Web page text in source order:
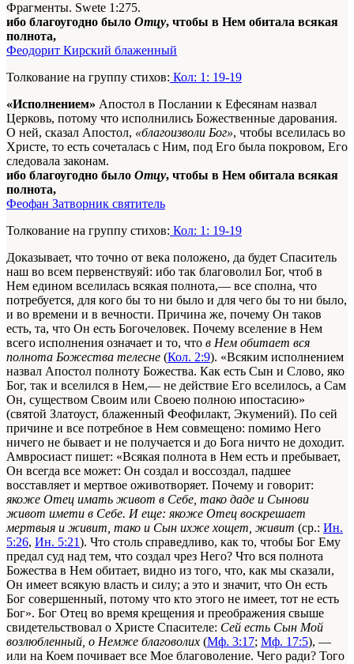
Фрагменты. Swete 1:275.
ибо благоугодно было Отцу, чтобы в Нем обитала всякая
полнота,
Феодорит Кирский блаженный
Толкование на группу стихов: Кол: 1: 19-19
«Исполнением» Апостол в Послании к Ефесянам назвал
Церковь, потому что исполнились Божественные дарования.
О ней, сказал Апостол, «благоизволи Бог», чтобы вселилась во
Христе, то есть сочеталась с Ним, под Его была покровом, Его
следовала законам.
ибо благоугодно было Отцу, чтобы в Нем обитала всякая
полнота,
Феофан Затворник святитель
Толкование на группу стихов: Кол: 1: 19-19
Доказывает, что точно от века положено, да будет Спаситель
наш во всем первенствуяй: ибо так благоволил Бог, чтоб в
Нем едином вселилась всякая полнота,— все сполна, что
потребуется, для кого бы то ни было и для чего бы то ни было,
и во времени и в вечности. Причина же, почему Он таков
есть, та, что Он есть Богочеловек. Почему вселение в Нем
всего исполнения означает и то, что в Нем обитает вся
полнота Божества телесне (Кол. 2:9). «Всяким исполнением
назвал Апостол полноту Божества. Как есть Сын и Слово, яко
Бог, так и вселился в Нем,— не действие Его вселилось, а Сам
Он, существом Своим или Своею полною ипостасию»
(святой Златоуст, блаженный Феофилакт, Экумений). По сей
причине и все потребное в Нем совмещено: помимо Него
ничего не бывает и не получается и до Бога ничто не доходит.
Амвросиаст пишет: «Всякая полнота в Нем есть и пребывает,
Он всегда все может: Он создал и воссоздал, падшее
восставляет и мертвое оживотворяет. Почему и говорит:
якоже Отец имать живот в Себе, тако даде и Сынови
живот имети в Себе. И еще: якоже Отец воскрешает
мертвыя и живит, тако и Сын ихже хощет, живит (ср.: Ин.
5:26, Ин. 5:21). Что столь справедливо, как то, чтобы Бог Ему
предал суд над тем, что создал чрез Него? Что вся полнота
Божества в Нем обитает, видно из того, что, как мы сказали,
Он имеет всякую власть и силу; а это и значит, что Он есть
Бог совершенный, потому что кто этого не имеет, тот не есть
Бог». Бог Отец во время крещения и преображения свыше
свидетельствовал о Христе Спасителе: Сей есть Сын Мой
возлюбленный, о Немже благоволих (Мф. 3:17; Мф. 17:5), —
или на Коем почивает все Мое благоволение. Чего ради? Того